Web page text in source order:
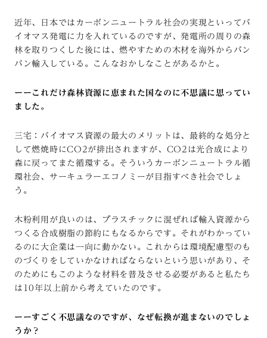
近年、日本ではカーボンニュートラル社会の実現といってバ
イオマス発電に力を入れているのですが、発電所の周りの森
林を取りつくした後には、燃やすための木材を海外からバン
バン輸入している。こんなおかしなことがあるかと。
ーーこれだけ森林資源に恵まれた国なのに不思議に思ってい
ました。
三宅：バイオマス資源の最大のメリットは、最終的な処分と
して燃焼時にCO2が排出されますが、CO2は光合成により
森に戻ってまた循環する。そういうカーボンニュートラル循
環社会、サーキュラーエコノミーが目指すべき社会でしょ
う。
木粉利用が良いのは、プラスチックに混ぜれば輸入資源から
つくる合成樹脂の節約にもなるからです。それがわかってい
るのに大企業は一向に動かない。これからは環境配慮型のも
のづくりをしていかなければならないという思いがあり、そ
のためにもこのような材料を普及させる必要があると私たち
は10年以上前から考えていたのです。
ーーすごく不思議なのですが、なぜ転換が進まないのでしょ
うか？